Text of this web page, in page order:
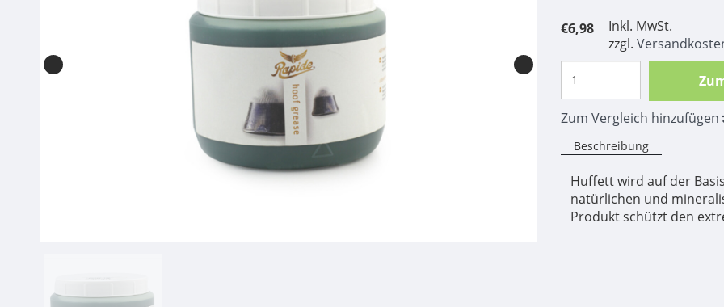
€6,98
Inkl. MwSt.
zzgl.
Zum Vergleich hinzufügen
Beschreibung
Huffett wird auf der
natürlichen und
Produkt schützt den